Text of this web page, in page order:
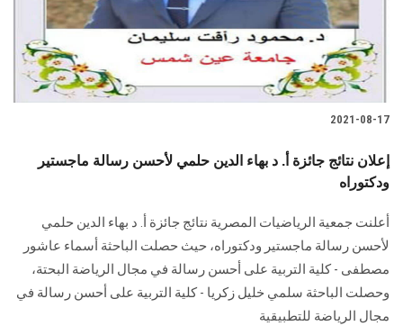
2021-08-17
إعلان نتائج جائزة أ. د بهاء الدين حلمي لأحسن رسالة ماجستير
ودكتوراه
أعلنت جمعية الرياضيات المصرية نتائج جائزة أ. د بهاء الدين حلمي
لأحسن رسالة ماجستير ودكتوراه، حيث حصلت الباحثة أسماء عاشور
مصطفى - كلية التربية على أحسن رسالة في مجال الرياضة البحتة،
وحصلت الباحثة سلمي خليل زكريا - كلية التربية على أحسن رسالة في
مجال الرياضة للتطبيقية